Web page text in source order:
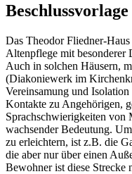
Das Theodor Fliedner-
Altenpflege mit besonderer
Auch in solchen Häusern,
(Diakoniewerk im
Vereinsamung und
Kontakte zu Angehörigen,
Sprachschwierigkeiten von
wachsender Bedeutung.
zu erleichtern, ist z.B. die
die aber nur über einen
Bewohner ist diese Strecke